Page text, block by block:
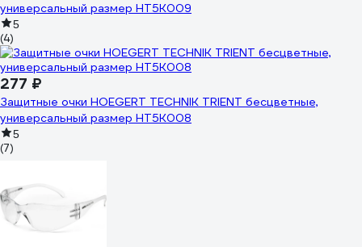
универсальный размер HT5K009
5
(4)
277 ₽
Защитные очки HOEGERT TECHNIK TRIENT бесцветные,
универсальный размер HT5K008
5
(7)